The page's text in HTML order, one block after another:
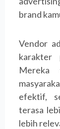
brand
Vendor
karakter
Mereka
efektif,
terasa
lebih